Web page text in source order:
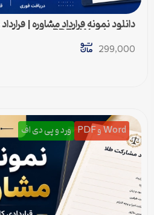
دانلود نمونه قرارداد مشاوره |
مشاوره Word و PDF
299,000
Word و PDF ورد و پی دی اف